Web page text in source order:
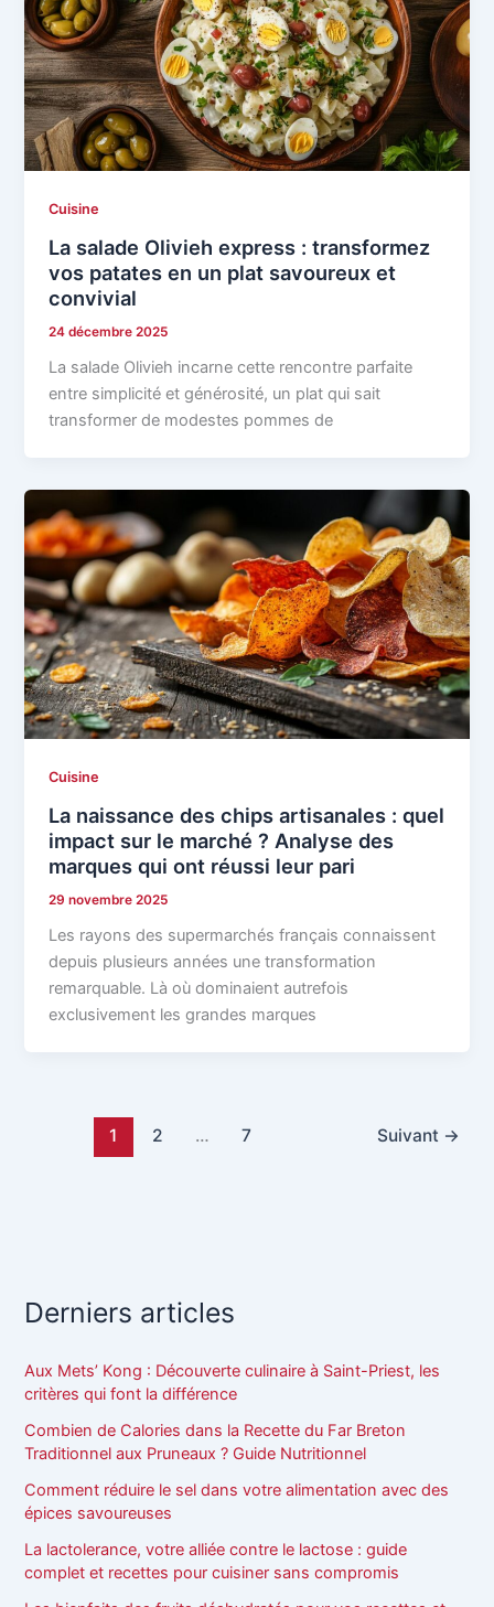
Cuisine
La salade Olivieh express : transformez
vos patates en un plat savoureux et
convivial
24 décembre 2025
La salade Olivieh incarne cette rencontre parfaite
entre simplicité et générosité, un plat qui sait
transformer de modestes pommes de
Cuisine
La naissance des chips artisanales : quel
impact sur le marché ? Analyse des
marques qui ont réussi leur pari
29 novembre 2025
Les rayons des supermarchés français connaissent
depuis plusieurs années une transformation
remarquable. Là où dominaient autrefois
exclusivement les grandes marques
1 2 … 7 Suivant →
Derniers articles
Aux Mets’ Kong : Découverte culinaire à Saint-Priest, les
critères qui font la différence
Combien de Calories dans la Recette du Far Breton
Traditionnel aux Pruneaux ? Guide Nutritionnel
Comment réduire le sel dans votre alimentation avec des
épices savoureuses
La lactolerance, votre alliée contre le lactose : guide
complet et recettes pour cuisiner sans compromis